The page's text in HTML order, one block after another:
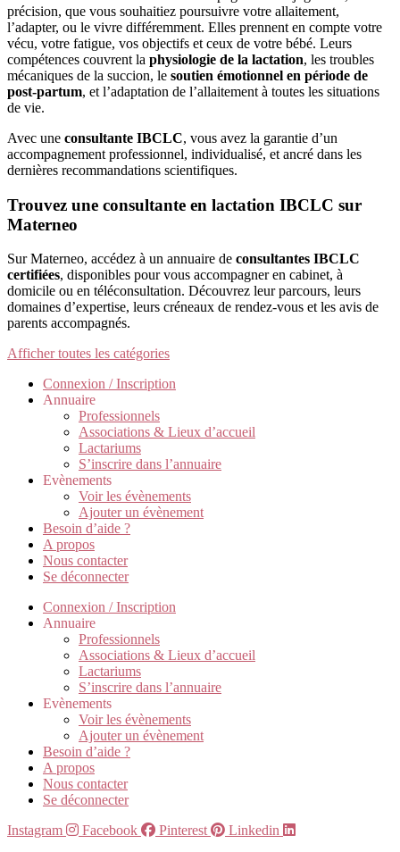
précision, que vous souhaitiez poursuivre votre allaitement,
l’adapter, ou le vivre différemment. Elles prennent en compte votre
vécu, votre fatigue, vos objectifs et ceux de votre bébé. Leurs
compétences couvrent la physiologie de la lactation, les troubles
mécaniques de la succion, le soutien émotionnel en période de
post-partum, et l’adaptation de l’allaitement à toutes les situations
de vie.
Avec une consultante IBCLC, vous avez la garantie d’un
accompagnement professionnel, individualisé, et ancré dans les
dernières recommandations scientifiques.
Trouvez une consultante en lactation IBCLC sur
Materneo
Sur Materneo, accédez à un annuaire de consultantes IBCLC
certifiées, disponibles pour vous accompagner en cabinet, à
domicile ou en téléconsultation. Découvrez leur parcours, leurs
domaines d’expertise, leurs créneaux de rendez-vous et les avis de
parents accompagnés.
Afficher toutes les catégories
Connexion / Inscription
Annuaire
Professionnels
Associations & Lieux d’accueil
Lactariums
S’inscrire dans l’annuaire
Evènements
Voir les évènements
Ajouter un évènement
Besoin d’aide ?
A propos
Nous contacter
Se déconnecter
Connexion / Inscription
Annuaire
Professionnels
Associations & Lieux d’accueil
Lactariums
S’inscrire dans l’annuaire
Evènements
Voir les évènements
Ajouter un évènement
Besoin d’aide ?
A propos
Nous contacter
Se déconnecter
Instagram
Facebook Pinterest
Linkedin